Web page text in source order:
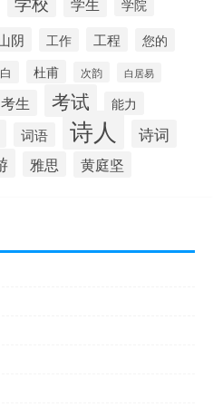
学院
阴 工作 工程 您的
杜甫 次韵 白居易
考生 考试 能力
词语 诗人 诗词
雅思 黄庭坚